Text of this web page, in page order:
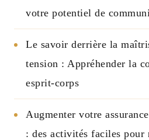
votre potentiel de
Le savoir derrière la
tension : Appréhender la
esprit-corps
Augmenter votre
: des activités faciles pour